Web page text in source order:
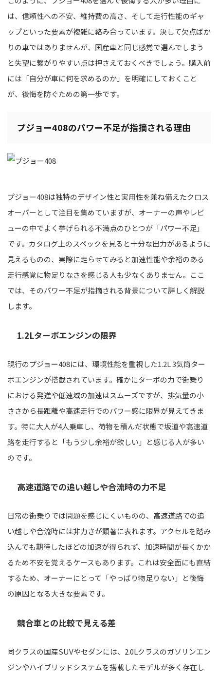
は、信頼性への不安、維持費の高さ、そして走行性能のギャ
ップといった要素が複雑に絡み合っています。決して欠点ばか
りの車ではありませんが、国産車と同じ感覚で選んでしまう
と失望に繋がりやすい点は押さえておくべきでしょう。購入前
には「自分が車に何を求めるのか」を明確にしておくこと
が、後悔を防ぐための第一歩です。
プジョー408のパワー不足が指摘される理由
プジョー408は独特のデザイン性と実用性を兼ね備えたクロス
オーバーとして注目を集めていますが、オーナーの声やレビ
ューの中でよく挙げられる不満点のひとつが「パワー不足」
です。カタログ上のスペックを見ると十分な出力があるように
見えるものの、実際に走らせてみると加速性能や余裕のある
走行感覚に物足りなさを感じる人も少なくありません。ここ
では、そのパワー不足が指摘される背景について詳しく解説
します。
1.2Lターボエンジンの限界
現行のプジョー408には、環境性能を重視した1.2L 3気筒ター
ボエンジンが搭載されています。確かにターボの力で街乗り
における発進や低速域の加速はスムーズですが、排気量の小
ささから長距離や高速走行でのパワー感に限界が見えてきま
す。特に大人が4人乗車し、荷物を積んだ状態で坂道や高速道
路を走行すると「もう少し余裕が欲しい」と感じる人が多い
のです。
高速道路での追い越しや合流時の力不足
日常の街乗りでは問題を感じにくいものの、高速道路での追
い越しや合流時には非力さが顕著に表れます。アクセルを踏み
込んでも期待したほどの加速が得られず、加速時間が長くかか
るため不安を覚えるケースもあります。これは安全面にも直結
するため、オーナーにとって「やっぱり物足りない」と後悔
の原因となる大きな要素です。
競合車との比較で見える差
同クラスの国産SUVやセダンには、2.0Lクラスのガソリンエン
ジンやハイブリッドシステムを搭載したモデルが多く存在し